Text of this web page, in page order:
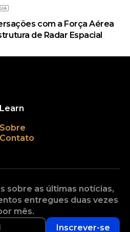
com a Força Aérea
de Radar Espacial
Learn
Sobre
Contato
sobre as últimas notícias,
entregues duas vezes
mês.
Inscrever-se